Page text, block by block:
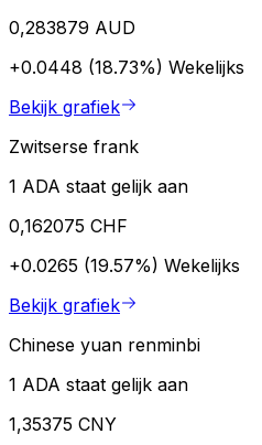
0,283879 AUD
+0.0448 (18.73%) Wekelijks
Bekijk grafiek
Zwitserse frank
1 ADA staat gelijk aan
0,162075 CHF
+0.0265 (19.57%) Wekelijks
Bekijk grafiek
Chinese yuan renminbi
1 ADA staat gelijk aan
1,35375 CNY